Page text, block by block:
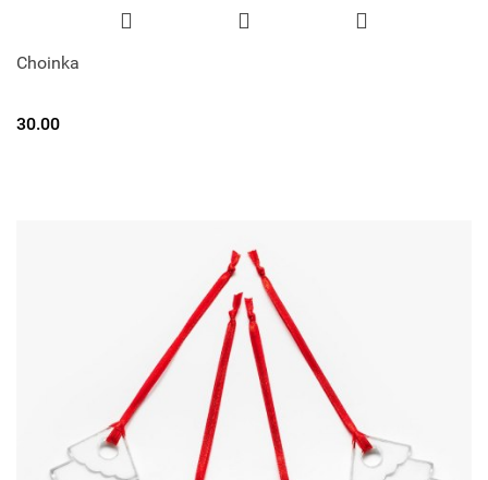
Choinka
30.00